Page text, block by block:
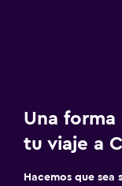
Una
tu viaje a
Hacemos que